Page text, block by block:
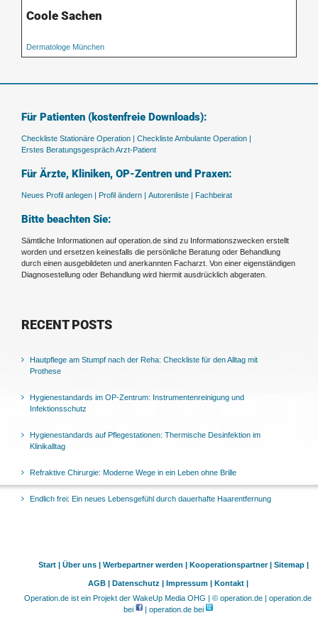
Coole Sachen
Dermatologe München
Für Patienten (kostenfreie Downloads):
Checkliste Stationäre Operation | Checkliste Ambulante Operation |
Erstes Beratungsgespräch Arzt-Patient
Für Ärzte, Kliniken, OP-Zentren und Praxen:
Neues Profil anlegen | Profil ändern | Autorenliste | Fachbeirat
Bitte beachten Sie:
Sämtliche Informationen auf operation.de sind zu Informationszwecken erstellt
worden und ersetzen keinesfalls die persönliche Beratung oder Behandlung
durch einen ausgebildeten und anerkannten Facharzt. Von einer eigenständigen
Diagnosestellung oder Behandlung wird hiermit ausdrücklich abgeraten.
RECENT POSTS
Hautpflege am Stumpf nach der Reha: Checkliste für den Alltag mit
Prothese
Hygienestandards im OP-Zentrum: Instrumentenreinigung und
Infektionsschutz
Hygienestandards auf Pflegestationen: Thermische Desinfektion im
Klinikalltag
Refraktive Chirurgie: Moderne Wege in ein Leben ohne Brille
Endlich frei: Ein neues Lebensgefühl durch dauerhafte Haarentfernung
Start | Über uns | Werbepartner werden | Kooperationspartner | Sitemap |
AGB | Datenschutz | Impressum | Kontakt |
Operation.de ist ein Projekt der WakeUp Media OHG | © operation.de | operation.de
bei
| operation.de bei